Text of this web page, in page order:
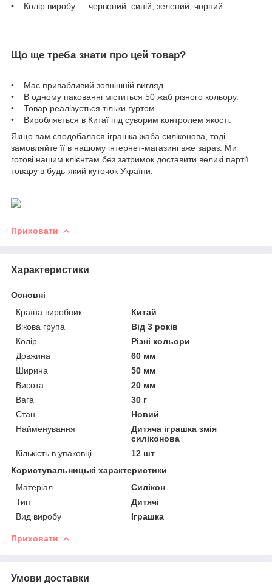
• Колір виробу — червоний, синій, зелений, чорний.
Що ще треба знати про цей товар?
• Має привабливий зовнішній вигляд.
• В одному пакованні міститься 50 жаб різного кольору.
• Товар реалізується тільки гуртом.
• Виробляється в Китаї під суворим контролем якості.
Якщо вам сподобалася іграшка жаба силіконова, тоді
замовляйте її в нашому інтернет-магазині вже зараз. Ми
готові нашим клієнтам без затримок доставити великі партії
товару в будь-який куточок України.
Приховати
Характеристики
Основні
Країна виробник
Китай
Вікова група
Від 3 років
Колір
Різні кольори
Довжина
60 мм
Ширина
50 мм
Висота
20 мм
Вага
30 г
Стан
Новий
Найменування
Дитяча іграшка змія
силіконова
Кількість в упаковці
12 шт
Користувальницькі характеристики
Матеріал
Силікон
Тип
Дитячі
Вид виробу
Іграшка
Приховати
Умови доставки